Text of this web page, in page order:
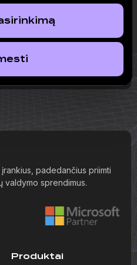
IPO „rožinių spalvų“
padedančius priimti
valdymo sprendimus.
Produktai